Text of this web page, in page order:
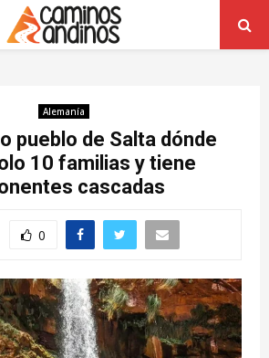
Alemanía
pueblo de Salta dónde
10 familias y tiene
cascadas
0